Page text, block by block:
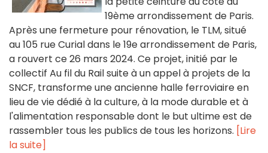
19ème arrondissement de Paris.
Après une fermeture pour rénovation, le TLM, situé
au 105 rue Curial dans le 19e arrondissement de Paris,
a rouvert ce 26 mars 2024. Ce projet, initié par le
collectif Au fil du Rail suite à un appel à projets de la
SNCF, transforme une ancienne halle ferroviaire en
lieu de vie dédié à la culture, à la mode durable et à
l'alimentation responsable dont le but ultime est de
rassembler tous les publics de tous les horizons. [Lire
la suite]